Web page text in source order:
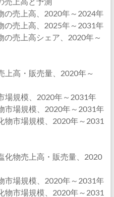
売上高、2020年～2024年
売上高、2025年～2031年
売上高シェア、2020年～
高・販売量、2020年～
規模、2020年～2031年
場規模、2020年～2031年
市場規模、2020年～2031
物売上高・販売量、2020
場規模、2020年～2031年
市場規模、2020年～2031